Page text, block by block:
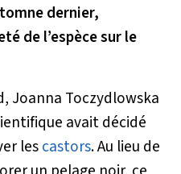
dernier,
de l’espèce sur le
Joanna Toczydlowska
avait décidé
lescastors. Au lieu de